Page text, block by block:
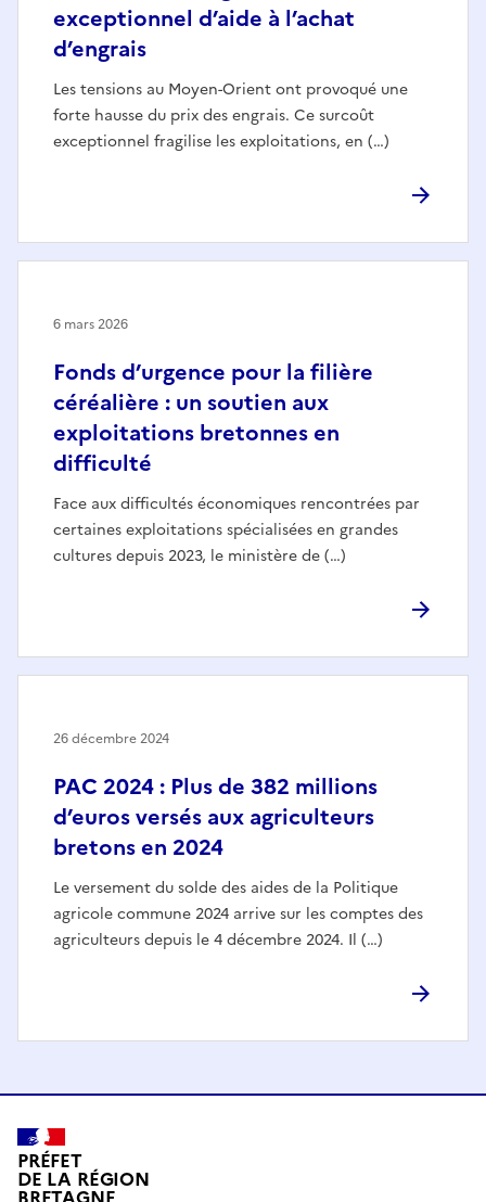
exceptionnel d’aide à l’achat
d’engrais
Les tensions au Moyen-Orient ont provoqué une
forte hausse du prix des engrais. Ce surcoût
exceptionnel fragilise les exploitations, en (…)
Fonds d’urgence pour la filière
céréalière : un soutien aux
exploitations bretonnes en
difficulté
Face aux difficultés économiques rencontrées par
certaines exploitations spécialisées en grandes
cultures depuis 2023, le ministère de (…)
6 mars 2026
PAC 2024 : Plus de 382 millions
d’euros versés aux agriculteurs
bretons en 2024
Le versement du solde des aides de la Politique
agricole commune 2024 arrive sur les comptes des
agriculteurs depuis le 4 décembre 2024. Il (…)
26 décembre 2024
PRÉFET
DE LA RÉGION